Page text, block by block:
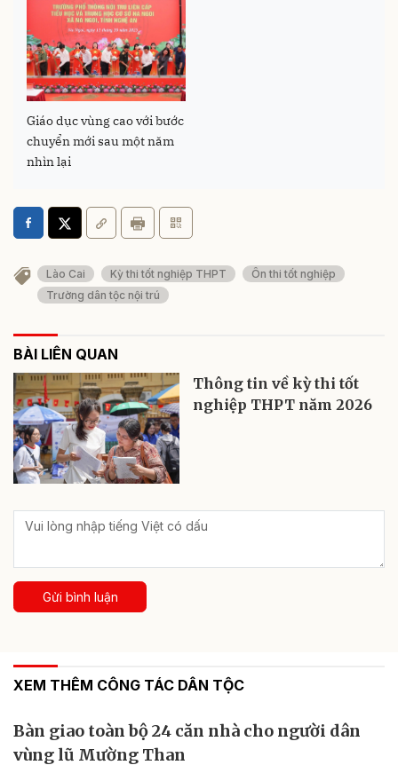
Giáo dục vùng cao với bước
chuyển mới sau một năm
nhìn lại
Lào Cai Kỳ thi tốt nghiệp THPT
Ôn thi tốt nghiệp
Trường dân tộc nội trú
BÀI LIÊN QUAN
Thông tin về kỳ thi tốt
nghiệp THPT năm 2026
Gửi bình luận
XEM THÊM CÔNG TÁC DÂN TỘC
Bàn giao toàn bộ 24 căn nhà cho người dân
vùng lũ Mường Than